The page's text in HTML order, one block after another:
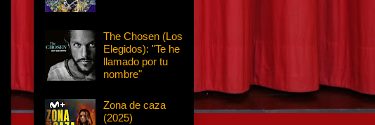
The Chosen (Los
Elegidos): "Te he
llamado por tu
nombre"
Zona de caza
(2025)